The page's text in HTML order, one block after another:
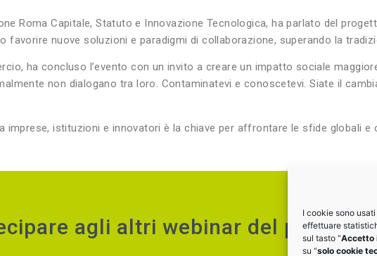
I cookie sono
effettuare
sul tasto “Accetto
su “solo cookie
Roma Capitale, Statuto e Innovazione Tecnologica, ha parlato del
favorire nuove soluzioni e paradigmi di collaborazione, superando la
ha concluso l’evento con un invito a creare un impatto sociale
non dialogano tra loro. Contaminatevi e conoscetevi. Siate il
imprese, istituzioni e innovatori è la chiave per affrontare le sfide globali e
agli altri webinar del